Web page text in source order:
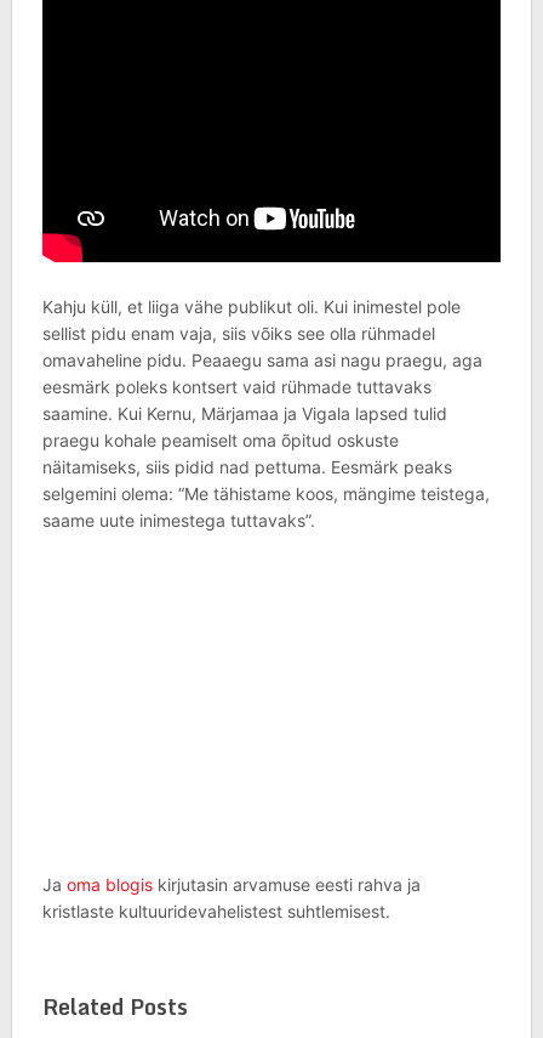
Kahju küll, et liiga vähe publikut oli. Kui inimestel pole
sellist pidu enam vaja, siis võiks see olla rühmadel
omavaheline pidu. Peaaegu sama asi nagu praegu, aga
eesmärk poleks kontsert vaid rühmade tuttavaks
saamine. Kui Kernu, Märjamaa ja Vigala lapsed tulid
praegu kohale peamiselt oma õpitud oskuste
näitamiseks, siis pidid nad pettuma. Eesmärk peaks
selgemini olema: “Me tähistame koos, mängime teistega,
saame uute inimestega tuttavaks”.
Ja oma blogiskirjutasin arvamuse eesti rahva ja
kristlaste kultuuridevahelistest suhtlemisest.
Related Posts